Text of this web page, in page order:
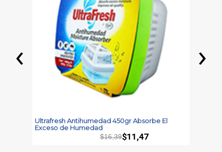
Ultrafresh Antihumedad 450gr Absorbe El
Exceso de Humedad
$16,39$11,47
‹ ›